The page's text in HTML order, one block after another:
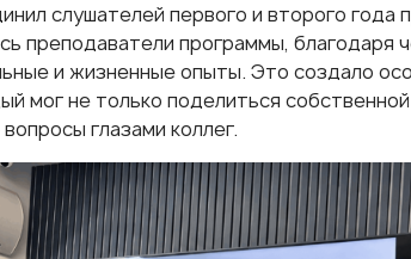
слушателей первого и второго года
преподаватели программы, благодаря
и жизненные опыты. Это создало
мог не только поделиться
глазами коллег.